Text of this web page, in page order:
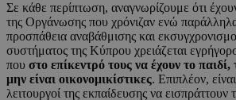
Σε κάθε περίπτωση, αναγνωρίζουμε ότι
της Οργάνωσης που χρόνιζαν ενώ
προσπάθεια αναβάθμισης και
συστήματος της Κύπρου χρειάζεται
που στο επίκεντρό τους να έχουν το παιδί,
μην είναι οικονομικίστικες. Επιπλέον,
λειτουργοί της εκπαίδευσης να εισπράττουν